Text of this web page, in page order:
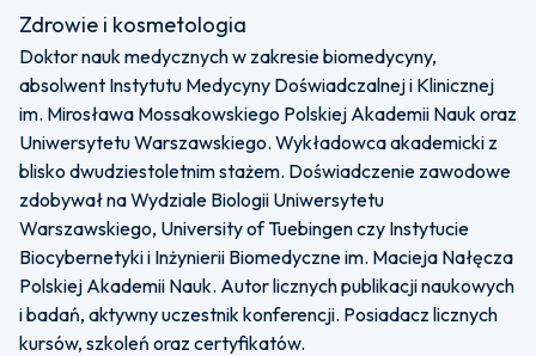
Zdrowie i kosmetologia
Doktor nauk medycznych w zakresie biomedycyny,
absolwent Instytutu Medycyny Doświadczalnej i Klinicznej
im. Mirosława Mossakowskiego Polskiej Akademii Nauk oraz
Uniwersytetu Warszawskiego. Wykładowca akademicki z
blisko dwudziestoletnim stażem. Doświadczenie zawodowe
zdobywał na Wydziale Biologii Uniwersytetu
Warszawskiego, University of Tuebingen czy Instytucie
Biocybernetyki i Inżynierii Biomedyczne im. Macieja Nałęcza
Polskiej Akademii Nauk. Autor licznych publikacji naukowych
i badań, aktywny uczestnik konferencji. Posiadacz licznych
kursów, szkoleń oraz certyfikatów.